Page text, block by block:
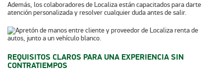
Además, los colaboradores de Localiza están capacitados para darte
atención personalizada y resolver cualquier duda antes de salir.
REQUISITOS CLAROS PARA UNA EXPERIENCIA SIN
CONTRATIEMPOS